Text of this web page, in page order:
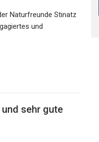
Naturfreunde Stinatz
und
sehr gute